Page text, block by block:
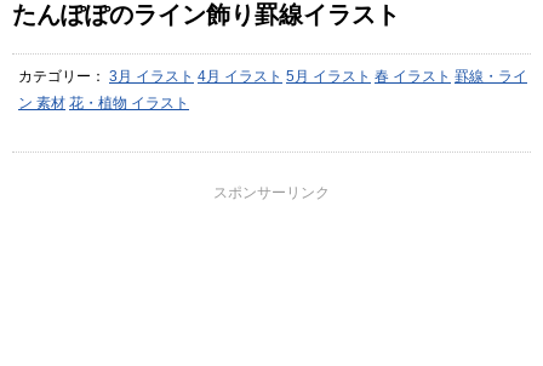
たんぽぽのライン飾り罫線イラスト
カテゴリー： 3月 イラスト 4月 イラスト 5月 イラスト 春 イラスト 罫線・ライ
ン 素材 花・植物 イラスト
スポンサーリンク